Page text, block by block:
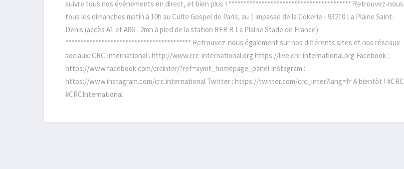
suivre tous nos événements en direct, et bien plus ! ***************************************** Retrouvez-nous
tous les dimanches matin à 10h au Culte Gospel de Paris, au 1 impasse de la Cokerie - 93210 La Plaine Saint-
Denis (accès A1 et A86 - 2mn à pied de la station RER B La Plaine Stade de France)
****************************************** Retrouvez-nous également sur nos différents sites et nos réseaux
sociaux: CRC International : http://www.crc-international.org https://live.crc-international.org Facebook :
https://www.facebook.com/crcinter/?ref=aymt_homepage_panel Instagram :
https://www.instagram.com/crc.international Twitter : https://twitter.com/crc_inter?lang=fr A bientôt ! #CRC
#CRCInternational